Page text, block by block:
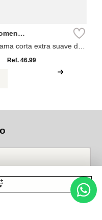
corta extra suave de
Ref.46.99
personales Suscribirse